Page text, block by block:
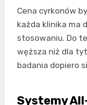
Cena cyrkonów
każda klinika ma
stosowaniu. Do
węższa niż dla
badania dopiero
Systemy